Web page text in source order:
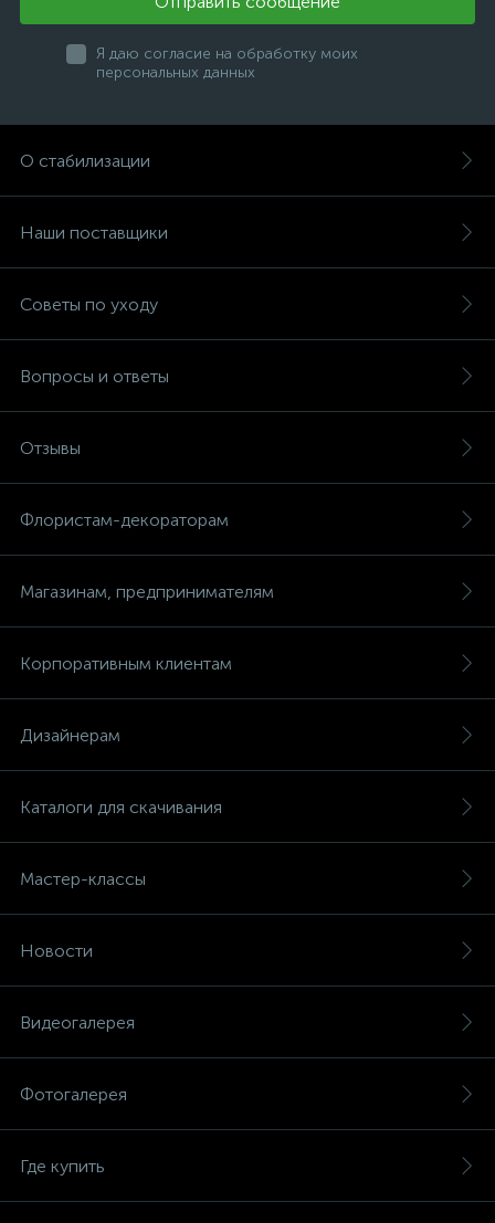
Я даю согласие на обработку моих
персональных данных
О стабилизации
Наши поставщики
Советы по уходу
Вопросы и ответы
Отзывы
Флористам-декораторам
Магазинам, предпринимателям
Корпоративным клиентам
Дизайнерам
Каталоги для скачивания
Мастер-классы
Новости
Видеогалерея
Фотогалерея
Где купить